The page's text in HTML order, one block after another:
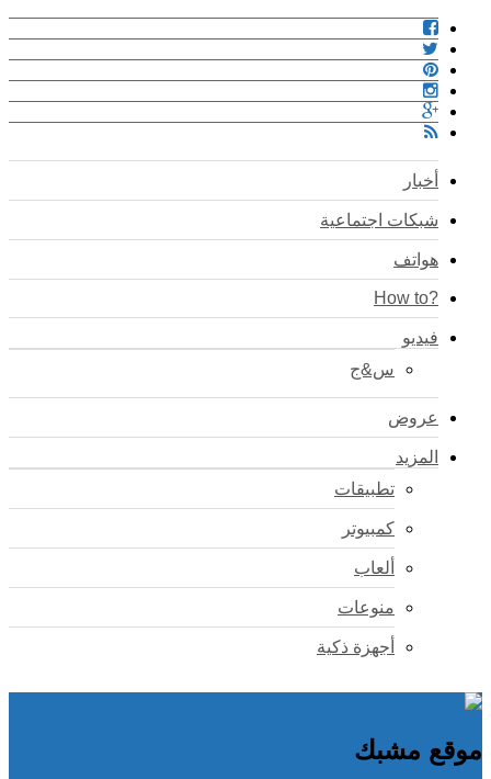
أخبار
شبكات اجتماعية
هواتف
?How to
فيديو
س&ج
عروض
المزيد
تطبيقات
كمبيوتر
ألعاب
منوعات
أجهزة ذكية
موقع مشبك